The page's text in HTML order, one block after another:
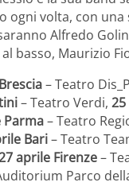
volta, con una
Alfredo
basso, Maurizio
– Teatro
– Teatro Verdi,
Parma– Teatro
Bari– Teatro
aprile Firenze–
Parco